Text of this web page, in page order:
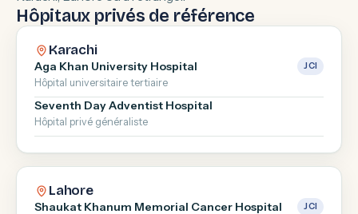
Hôpitaux privés de référence
Karachi
Aga Khan University Hospital JCI
Hôpital universitaire tertiaire
Seventh Day Adventist Hospital
Hôpital privé généraliste
Lahore
Shaukat Khanum Memorial Cancer Hospital JCI